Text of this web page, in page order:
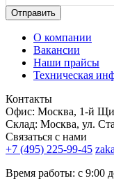
Отправить
О компании
Вакансии
Наши прайсы
Техническая
Контакты
Офис: Москва, 1-й
Склад: Москва, ул.
Связаться с нами
+7 (495) 225-99-45
Время работы: с 9:00